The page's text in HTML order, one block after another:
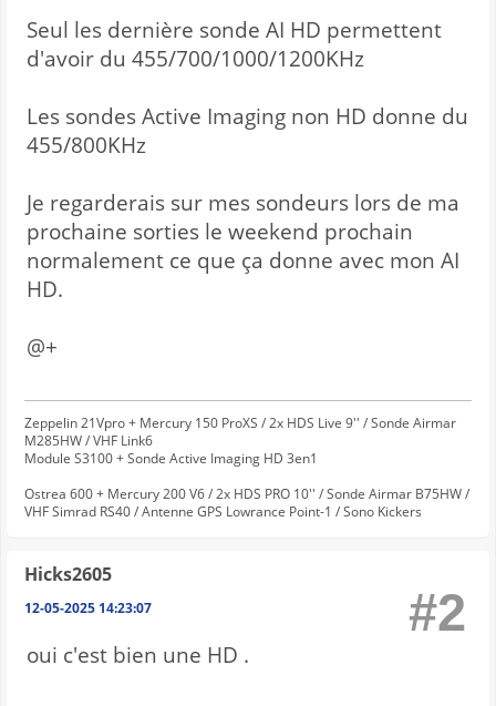
Seul les dernière sonde AI HD permettent
d'avoir du 455/700/1000/1200KHz
Les sondes Active Imaging non HD donne du
455/800KHz
Je regarderais sur mes sondeurs lors de ma
prochaine sorties le weekend prochain
normalement ce que ça donne avec mon AI
HD.
@+
Zeppelin 21Vpro + Mercury 150 ProXS / 2x HDS Live 9'' / Sonde Airmar
M285HW / VHF Link6
Module S3100 + Sonde Active Imaging HD 3en1
Ostrea 600 + Mercury 200 V6 / 2x HDS PRO 10'' / Sonde Airmar B75HW /
VHF Simrad RS40 / Antenne GPS Lowrance Point-1 / Sono Kickers
Hicks2605
12-05-2025 14:23:07 #2
oui c'est bien une HD .